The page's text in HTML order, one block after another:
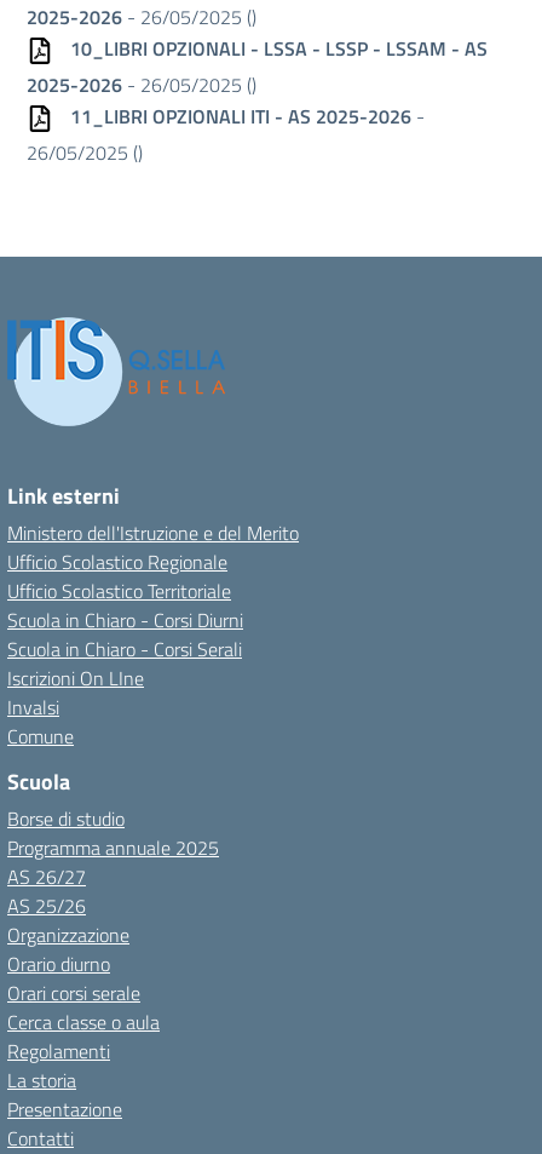
2025-2026 - 26/05/2025 ()
10_LIBRI OPZIONALI - LSSA - LSSP - LSSAM - AS
2025-2026 - 26/05/2025 ()
11_LIBRI OPZIONALI ITI - AS 2025-2026 -
26/05/2025 ()
Link esterni
Ministero dell'Istruzione e del Merito
Ufficio Scolastico Regionale
Ufficio Scolastico Territoriale
Scuola in Chiaro - Corsi Diurni
Scuola in Chiaro - Corsi Serali
Iscrizioni On LIne
Invalsi
Comune
Scuola
Borse di studio
Programma annuale 2025
AS 26/27
AS 25/26
Organizzazione
Orario diurno
Orari corsi serale
Cerca classe o aula
Regolamenti
La storia
Presentazione
Contatti